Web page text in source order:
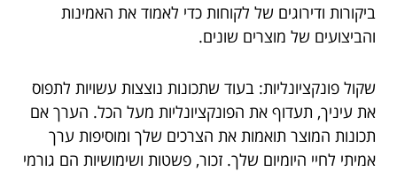
ביקורות ודירוגים של לקוחות כדי לאמוד את האמינות
והביצועים של מוצרים שונים.
שקול פונקציונליות: בעוד שתכונות נוצצות עשויות לתפוס
את עיניך, תעדוף את הפונקציונליות מעל הכל. הערך אם
תכונות המוצר תואמות את הצרכים שלך ומוסיפות ערך
אמיתי לחיי היומיום שלך. זכור, פשטות ושימושיות הם גורמי